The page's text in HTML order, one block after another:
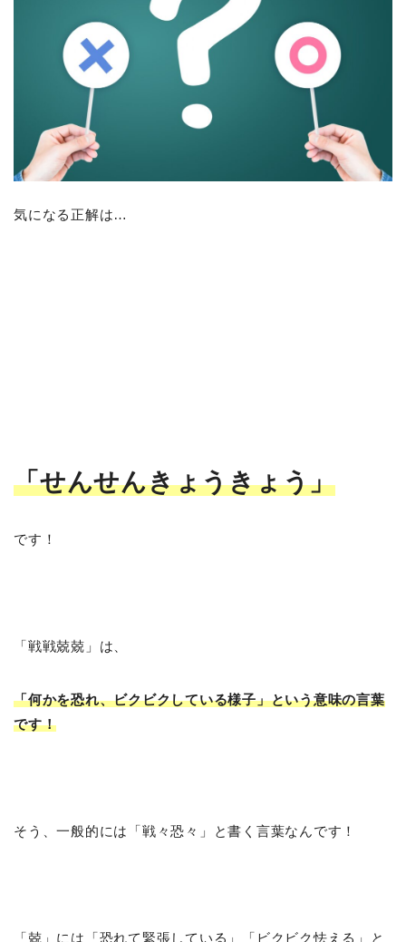
気になる正解は…
「せんせんきょうきょう」
です！
「戦戦兢兢」は、
「何かを恐れ、ビクビクしている様子」という意味の言葉
です！
そう、一般的には「戦々恐々」と書く言葉なんです！
「兢」には「恐れて緊張している」「ビクビク怯える」と